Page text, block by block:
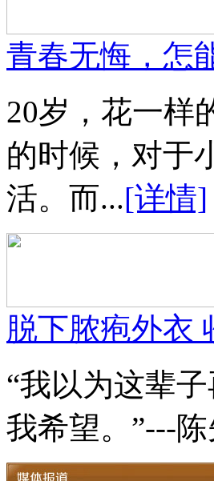
青春无悔，怎
20岁，花一样
的时候，对于
活。而...[详情]
脱下脓疱外衣
“我以为这辈
我希望。”---